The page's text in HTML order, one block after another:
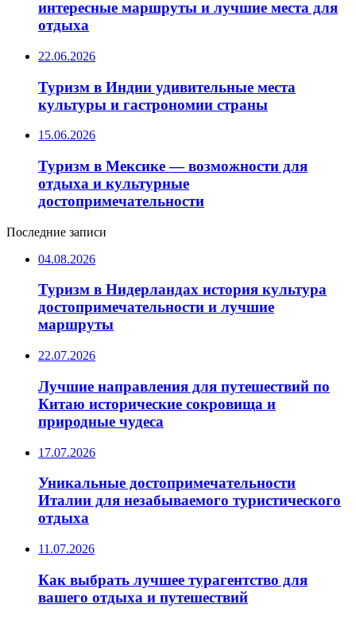
интересные маршруты и лучшие места для
отдыха
22.06.2026
Туризм в Индии удивительные места
культуры и гастрономии страны
15.06.2026
Туризм в Мексике — возможности для
отдыха и культурные
достопримечательности
Последние записи
04.08.2026
Туризм в Нидерландах история культура
достопримечательности и лучшие
маршруты
22.07.2026
Лучшие направления для путешествий по
Китаю исторические сокровища и
природные чудеса
17.07.2026
Уникальные достопримечательности
Италии для незабываемого туристического
отдыха
11.07.2026
Как выбрать лучшее турагентство для
вашего отдыха и путешествий